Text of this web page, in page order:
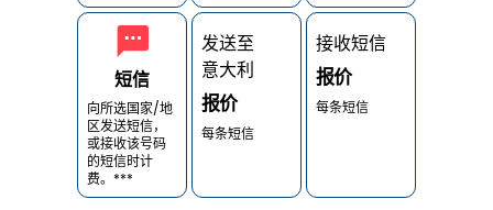
短信
向所选国家/地
区发送短信，
或接收该号码
的短信时计
费。***
发送至
意大利
报价
每条短信
接收短信
报价
每条短信